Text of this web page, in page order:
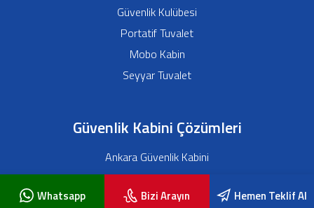
Güvenlik Kulübesi
Portatif Tuvalet
Mobo Kabin
Seyyar Tuvalet
Güvenlik Kabini Çözümleri
Ankara Güvenlik Kabini
Bursa Güvenlik Kabini
Antalya Güvenlik Kabini
Whatsapp Bizi Arayın Hemen Teklif Al